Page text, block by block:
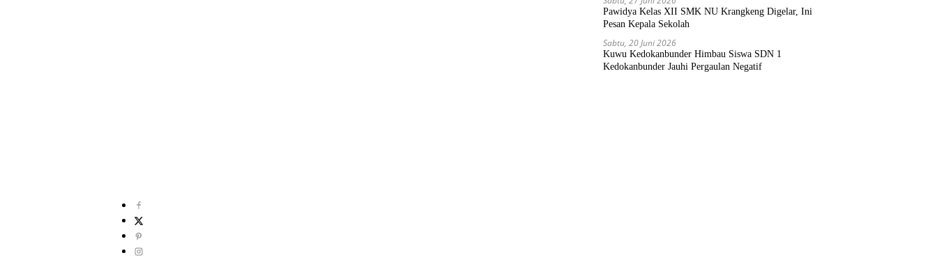
Pawidya Kelas XII SMK NU Krangkeng Digelar, Ini
Pesan Kepala Sekolah
Sabtu, 20 Juni 2026
Kuwu Kedokanbunder Himbau Siswa SDN 1
Kedokanbunder Jauhi Pergaulan Negatif